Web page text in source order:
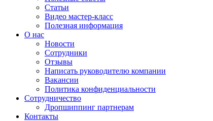
Статьи
Видео мастер-класс
Полезная информация
О нас
Новости
Сотрудники
Отзывы
Написать руководителю компании
Вакансии
Политика конфиденциальности
Сотрудничество
Дропшиппинг партнерам
Контакты